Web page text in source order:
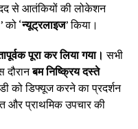
से आतंकियों की लोकेशन
को ‘न्यूट्रलाइज’ किया।
पूरा कर लिया गया। सभी
दौरानबम निष्क्रिय दस्ते
को डिफ्यूज करने का प्रदर्शन
और प्राथमिक उपचार की